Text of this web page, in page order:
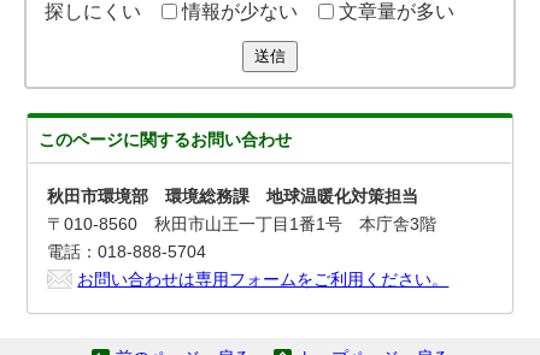
探しにくい
情報が少ない 文章量が多い
送信
このページに関するお問い合わせ
秋田市環境部 環境総務課 地球温暖化対策担当
〒010-8560 秋田市山王一丁目1番1号 本庁舎3階
電話：018-888-5704
お問い合わせは専用フォームをご利用ください。